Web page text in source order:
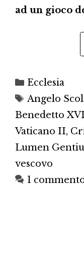
ad un gioco
Categorie
Ecclesia
Tag
Angelo
Benedetto XVI
Vaticano II,
Lumen
vescovo
1